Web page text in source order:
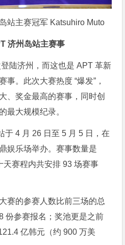
站主赛冠军 Katsuhiro Muto
济州岛站主赛事
陆济州，而这也是 APT 革新
。此次大赛热度 “爆发”，
、奖金最高的赛事，同时创
最大规模纪录。
于 4 月 26 日至 5 月 5 日，在
娱乐场举办。赛事数量是
天赛程内共安排 93 场赛事
赛的参赛人数比前三场的总
份参赛报名；奖池更是之前
亿韩元（约 900 万美